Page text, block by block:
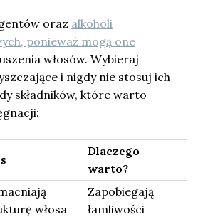
oraz alkoholi
ponieważ mogą one
włosów. Wybieraj
i nigdy nie stosuj ich
składników, które warto
Dlaczego
warto?
włosa
Zapobiegają
łamliwości